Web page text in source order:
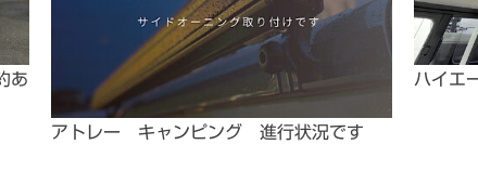
あ
アトレー キャンピング 進行状況です
ハイエ